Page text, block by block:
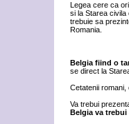
Legea cere ca
si la Starea civila
trebuie sa
Romania.
Belgia fiind o
se direct la
Cetatenii
Va trebui
Belgia va